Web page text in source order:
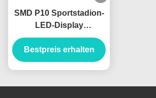
SMD P10 Sportstadion-
LED-Display
Werbeplakate
Bestpreis erhalten